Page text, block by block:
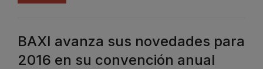
BAXI avanza sus novedades para
2016 en su convención anual